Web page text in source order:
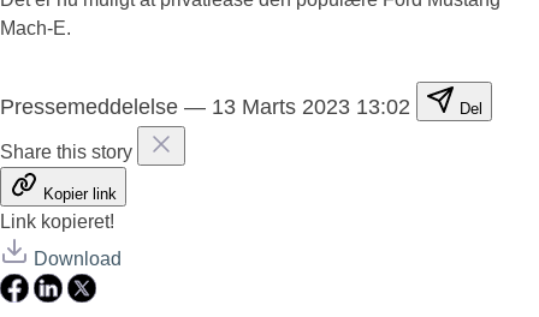
Mach-E.
Pressemeddelelse — 13 Marts 2023 13:02 Del
Share this story
Kopier link
Link kopieret!
Download